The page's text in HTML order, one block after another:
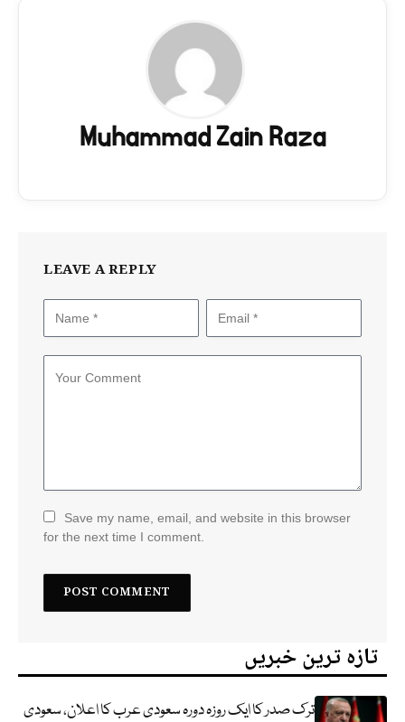
Muhammad Zain Raza
LEAVE A REPLY
Save my name, email, and website in this browser
for the next time I comment.
تازہ ترین خبریں
ترک صدر کا ایک روزہ دورہ سعودی عرب کا اعلان، سعودی